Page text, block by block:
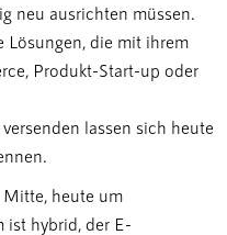
neu ausrichten müssen.
Lösungen, die mit ihrem
Produkt-Start-up oder
lassen sich heute
Mitte, heute um
ist hybrid, der E-